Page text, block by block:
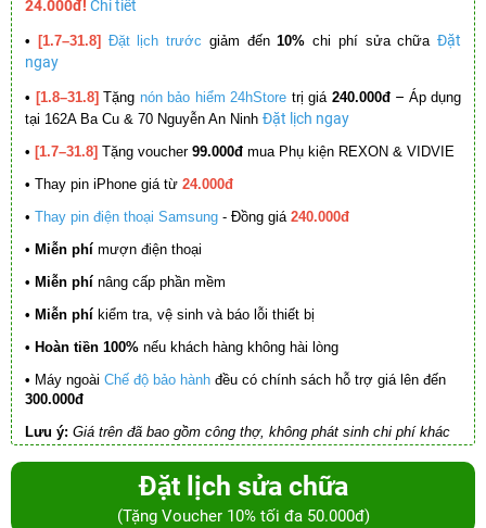
24.000đ! Chi tiết
• [1.7–31.8] Đặt lịch trước giảm đến10% chi phí sửa chữa Đặt
ngay
• [1.8–31.8] Tặng nón bảo hiểm 24hStore trị giá 240.000đ – Áp dụng
tại 162A Ba Cu & 70 Nguyễn An Ninh Đặt lịch ngay
• [1.7–31.8] Tặng voucher 99.000đ mua Phụ kiện REXON & VIDVIE
• Thay pin iPhone giá từ 24.000đ
• Thay pin điện thoại Samsung - Đồng giá 240.000đ
• Miễn phí mượn điện thoại
• Miễn phí nâng cấp phần mềm
• Miễn phí kiểm tra, vệ sinh và báo lỗi thiết bị
• Hoàn tiền 100% nếu khách hàng không hài lòng
• Máy ngoài Chế độ bảo hành đều có chính sách hỗ trợ giá lên đến
300.000đ
Lưu ý: Giá trên đã bao gồm công thợ, không phát sinh chi phí khác
Đặt lịch sửa chữa
(Tặng Voucher 10% tối đa 50.000đ)